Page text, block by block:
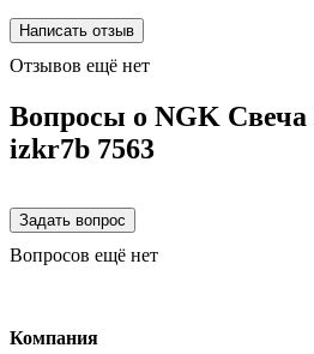
Отзывов ещё нет
Вопросы о NGK Свеча
izkr7b 7563
Вопросов ещё нет
Компания